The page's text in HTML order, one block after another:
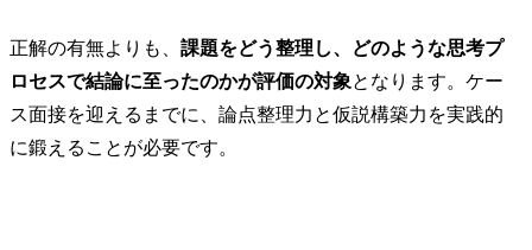
正解の有無よりも、 課題をどう整理し、どのような思考プ
ロセスで結論に至ったのかが評価の対象となります。ケー
ス面接を迎えるまでに、論点整理力と仮説構築力を実践的
に鍛えることが必要です。